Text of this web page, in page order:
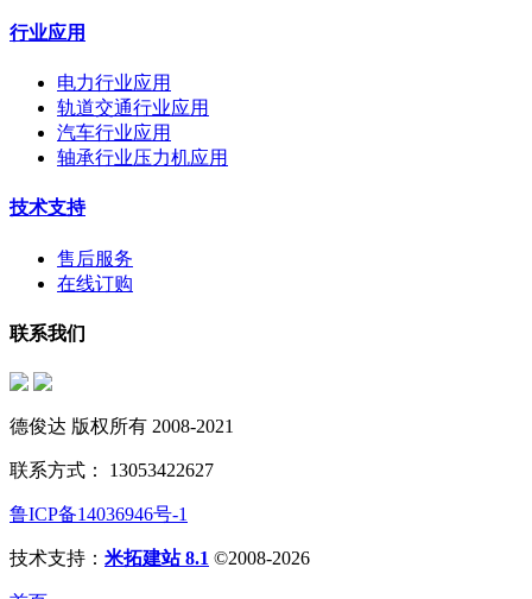
行业应用
电力行业应用
轨道交通行业应用
汽车行业应用
轴承行业压力机应用
技术支持
售后服务
在线订购
联系我们
德俊达 版权所有 2008-2021
联系方式： 13053422627
鲁ICP备14036946号-1
技术支持： 米拓建站 8.1 ©2008-2026